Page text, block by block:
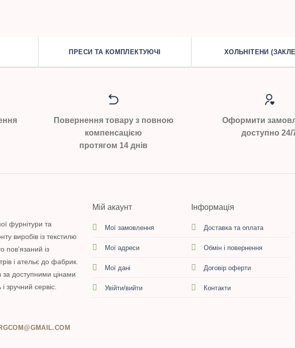
ПРЕСИ ТА КОМПЛЕКТУЮЧІ ХОЛЬНІТЕНИ
Повернення товару з повною
компенсацією
протягом 14 днів
Оформити
доступно 24/
фурнітури та
виробів із текстилю
із
і ательє до фабрик.
за доступними цінами
зручний сервіс.
Мій акаунт
Мої замовлення
Мої адреси
Мої дані
Увійти/вийти
Інформація
Доставка та оплата
Обмін і повернення
Договір оферти
Контакти